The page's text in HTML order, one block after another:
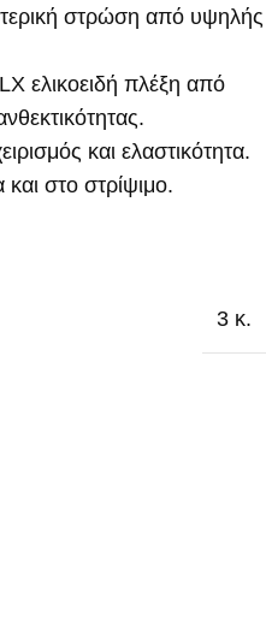
στρώση από υψηλής
ελικοειδή πλέξη από
και ελαστικότητα.
στο στρίψιμο.
3 κ.